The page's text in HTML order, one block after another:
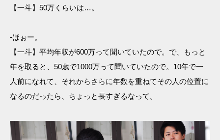
【一斗】50万くらいは…。
-ほぉー。
【一斗】平均年収が600万って聞いていたので。で、もっと
年を取ると、50歳で1000万って聞いていたので。10年で一
人前になれて、それからさらに年数を重ねてその人の位置に
なるのだったら、ちょっと長すぎるなって。